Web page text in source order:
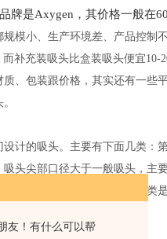
友！有什么可以帮
牌是Axygen，其价格一般在
模小、生产环境差、产品控制
补充装吸头比盒装吸头便宜10-
、包装跟价格，其实还有一些
计的吸头。主要有下面几类：
头尖部口径大于一般吸头，主
以用于移取粘性液体；第四类
续分配器等特殊移液器上。